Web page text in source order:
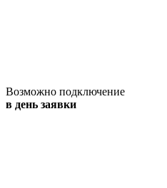
Возможно подключение
в день заявки